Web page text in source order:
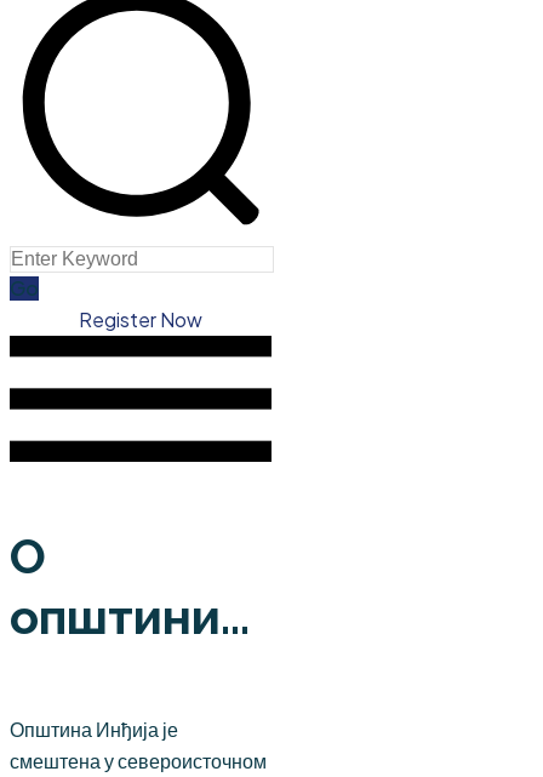
Register Now
О
општини...
Општина Инђија је
смештена у североисточном